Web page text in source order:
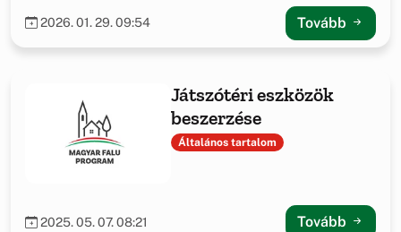
támogatásával
2026. 01. 29. 09:54 Tovább
Játszótéri eszközök
beszerzése
Általános tartalom
2025. 05. 07. 08:21 Tovább